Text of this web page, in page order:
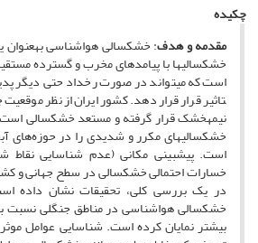
چکیده
مقدمه و هدف: خشکسالی هواشناسی به­عنوان
خشکسالی­ها با پیامدهای مخرب و گسترده
است که می­تواند در صورت رخداد حتی دیگر
تاثیر قرار قرار دهد. کشور ایران از نظر
نیمه­خشک قرار گرفته و مستعد خشکسالی
خشکسالی­های مکرر و شدیدی را در حوزه‌های
است. پیش­بینی مکانی (­عدم شناسایی نقاط
خسارات احتمالی خشکسالی در سطح جهانی و
در یک بررسی کلی، تحقیقات نشان داده
خشکسالی هواشناسی در مناطق جنگلی نسبت
بیشتر نمایان کرده است. شناسایی عوامل